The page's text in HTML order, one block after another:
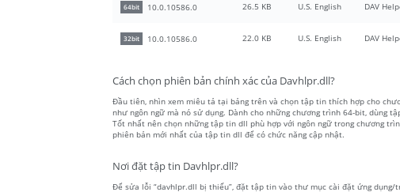
64bit 10.0.10586.0 26.5 KB U.S. English DAV
32bit 10.0.10586.0 22.0 KB U.S. English DAV
Cách chọn phiên bản chính xác của Davhlpr.dll?
Đầu tiên, nhìn xem miêu tả tại bảng trên và chọn tập tin thích hợp cho
như ngôn ngữ mà nó sử dụng. Dành cho những chương trình 64-bit, dùng
Tốt nhất nên chọn những tập tin dll phù hợp với ngôn ngữ trong chương
phiên bản mới nhất của tập tin dll để có chức năng cập nhật.
Nơi đặt tập tin Davhlpr.dll?
Để sửa lỗi “davhlpr.dll bị thiếu”, đặt tập tin vào thư mục cài đặt ứng